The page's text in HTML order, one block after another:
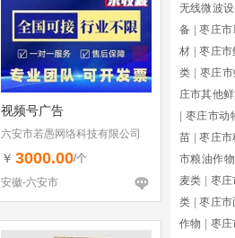
视频号广告
六安市若愚网络科技有限公司
￥ 3000.00/个
安徽-六安市
无线微波
备
枣庄
材
枣庄市
类
枣庄
庄市其他
枣庄市动
苗
枣庄市
市粮油作物
麦类
枣
类
枣庄市
作物
枣